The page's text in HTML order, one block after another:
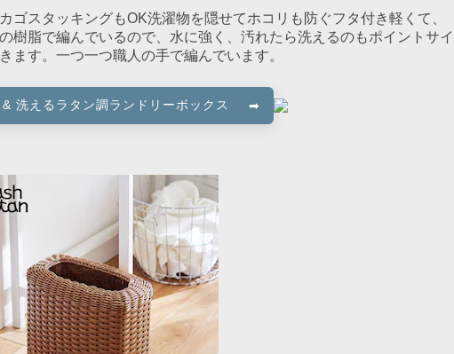
ゴスタッキングもOK洗濯物を隠せてホコリも防ぐフタ付き軽くて、
樹脂で編んでいるので、水に強く、汚れたら洗えるのもポイントサイ
ます。一つ一つ職人の手で編んでいます。
洗えるラタン調ランドリーボックス